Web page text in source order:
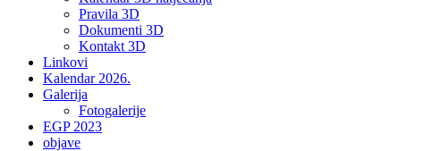
Pravila 3D
Dokumenti 3D
Kontakt 3D
Linkovi
Kalendar 2026.
Galerija
Fotogalerije
EGP 2023
objave